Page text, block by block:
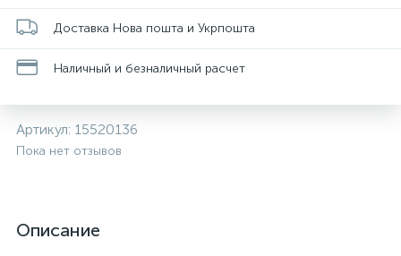
Доставка Нова пошта и Укрпошта
Наличный и безналичный расчет
Артикул: 15520136
Пока нет отзывов
Описание